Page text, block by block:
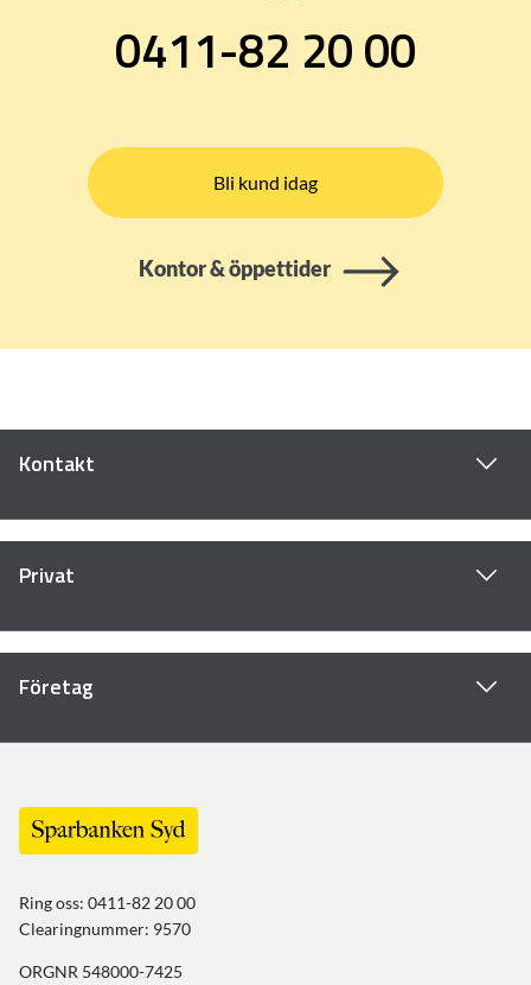
0411-82 20 00
Bli kund idag
Kontor & öppettider
Kontakt
Privat
Företag
Ring oss: 0411-82 20 00
Clearingnummer: 9570
ORGNR 548000-7425